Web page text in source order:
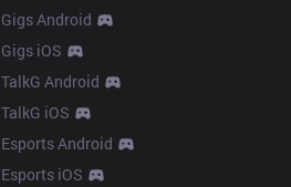
Gigs Android
Gigs iOS
TalkG Android
TalkG iOS
Esports Android
Esports iOS